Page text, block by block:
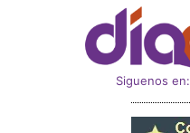
Siguenos en: